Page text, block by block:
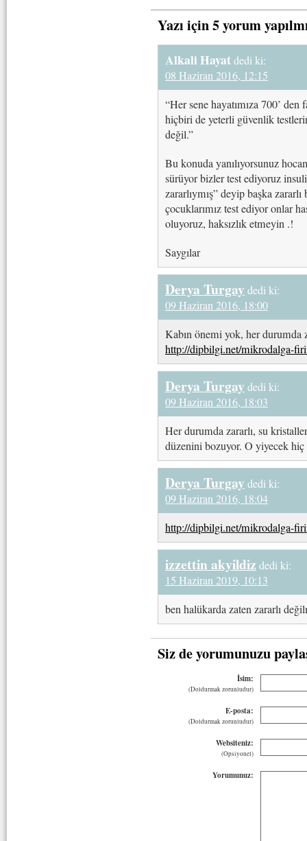
Yazı için 5 yorum
Alkali Hayatdedi ki:
08 Haziran 2016, 12:15
“Her sene hayatımıza 700’
hiçbiri de yeterli güvenlik
değil.”
Bu konuda yanılıyorsunuz
sürüyor bizler test ediyoruz
zararlıymış” deyip başka
çocuklarımız test ediyor onlar
oluyoruz, haksızlık etmeyin .!
Saygılar
Derya Turgay dedi ki:
09 Haziran 2016, 18:00
Kabın önemi yok, her durumda
http://dipbilgi.net/mikrodalga-
Derya Turgay dedi ki:
09 Haziran 2016, 18:03
Her durumda zararlı, su
düzenini bozuyor. O yiyecek hiç
Derya Turgay dedi ki:
09 Haziran 2016, 18:04
http://dipbilgi.net/mikrodalga-
izzettin akyildiz dedi ki:
15 Haziran 2019, 10:13
ben halükarda zaten zararlı
Siz de yorumunuzu
İsim:
(Doldurmak zorunludur)
E-posta:
(Doldurmak zorunludur)
Websiteniz:
(Opsiyonel)
Yorumunuz: